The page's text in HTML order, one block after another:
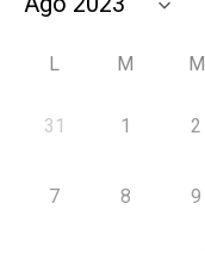
L M M
31 1 2
7 8 9